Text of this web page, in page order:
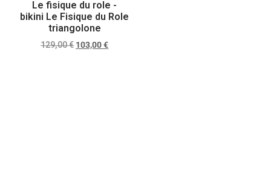
Le fisique du role -
bikini Le Fisique du Role
triangolone
129,00€ 103,00€